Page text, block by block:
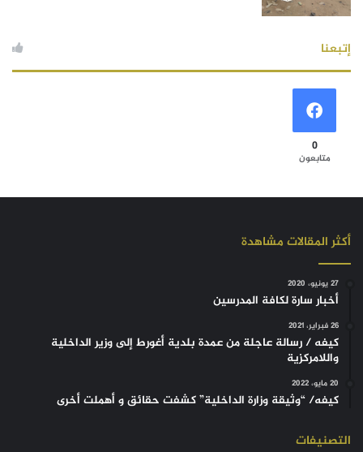
إتبعنا
0
متابعون
أكثر المقالات مشاهدة
27 يونيو، 2020
أخبار سارة لكافة المدرسين
26 فبراير، 2021
كيفه / رسالة عاجلة من عمدة بلدية أغورط إلى وزير الداخلية
واللامركزية
20 مايو، 2022
كيفه/ “وثيقة وزارة الداخلية” كشفت حقائق و أهملت أخرى
التصنيفات